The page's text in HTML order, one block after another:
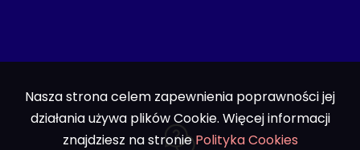
Nasza strona celem zapewnienia poprawności jej
działania używa plików Cookie. Więcej informacji
znajdziesz na stroniePolityka Cookies